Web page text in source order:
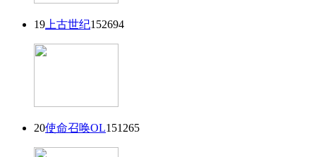
19 上古世纪152694
20使命召唤OL151265